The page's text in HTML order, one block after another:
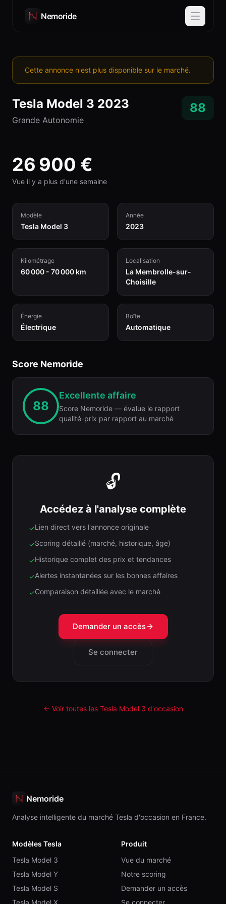
Nemoride
Cette annonce n'est plus disponible sur le marché.
Tesla Model 3 2023
Grande Autonomie
88
26 900 €
Vue il y a plus d'une semaine
Modèle
Tesla Model 3
Année
2023
Kilométrage
60 000 - 70 000 km
Localisation
La Membrolle-sur-
Choisille
Énergie
Électrique
Boîte
Automatique
Score Nemoride
88
Excellente affaire
Score Nemoride — évalue le rapport
qualité-prix par rapport au marché
🔓
Accédez à l'analyse complète
✓Lien direct vers l'annonce originale
✓Scoring détaillé (marché, historique, âge)
✓Historique complet des prix et tendances
✓Alertes instantanées sur les bonnes affaires
✓Comparaison détaillée avec le marché
Demander un accès
Se connecter
← Voir toutes les Tesla Model 3 d'occasion
Nemoride
Analyse intelligente du marché Tesla d'occasion en France.
Modèles Tesla
Tesla Model 3
Tesla Model Y
Tesla Model S
Tesla Model X
Produit
Vue du marché
Notre scoring
Demander un accès
Se connecter